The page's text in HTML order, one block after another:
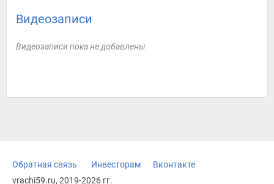
Видеозаписи
Видеозаписи пока не добавлены
Обратная связь Инвесторам
Вконтакте
vrachi59.ru, 2019-2026 гг.